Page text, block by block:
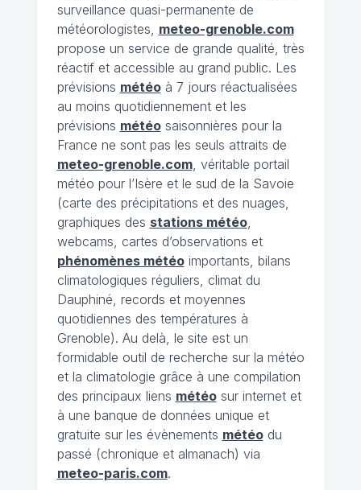
surveillance quasi-permanente de
météorologistes, meteo-grenoble.com
propose un service de grande qualité, très
réactif et accessible au grand public. Les
prévisions météoà 7 jours réactualisées
au moins quotidiennement et les
prévisions météosaisonnières pour la
France ne sont pas les seuls attraits de
meteo-grenoble.com, véritable portail
météo pour l’Isère et le sud de la Savoie
(carte des précipitations et des nuages,
graphiques des stations météo,
webcams, cartes d’observations et
phénomènes météoimportants, bilans
climatologiques réguliers, climat du
Dauphiné, records et moyennes
quotidiennes des températures à
Grenoble). Au delà, le site est un
formidable outil de recherche sur la météo
et la climatologie grâce à une compilation
des principaux liens météosur internet et
à une banque de données unique et
gratuite sur les évènements météodu
passé (chronique et almanach) via
meteo-paris.com.